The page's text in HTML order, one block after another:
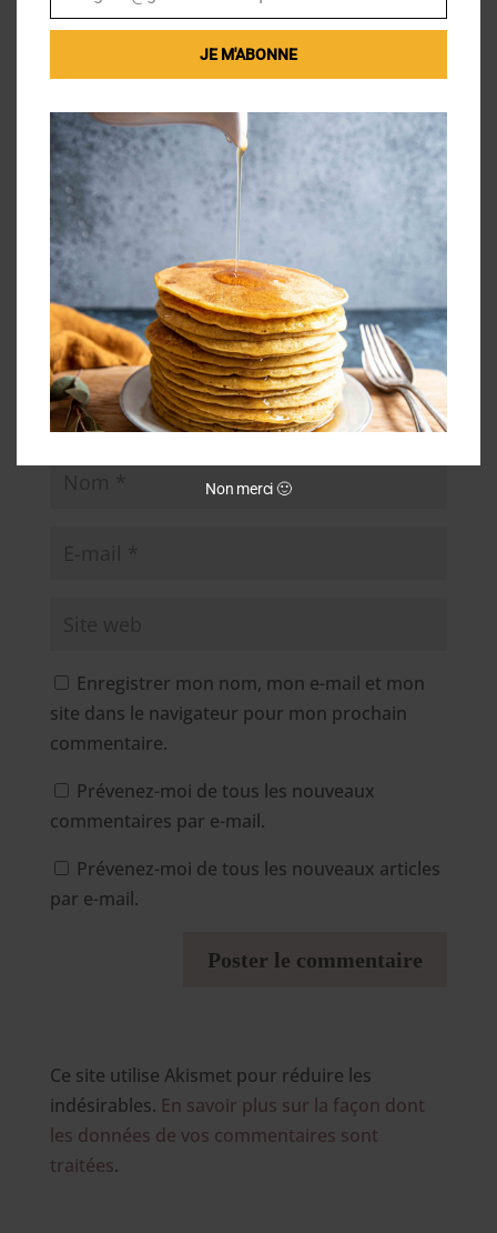
Poster le commentaire
Votre adresse e-mail ne sera pas publiée.
Les
champs obligatoires sont indiqués avec
Enregistrer mon nom, mon e-mail et mon
site dans le navigateur pour mon prochain
commentaire.
Prévenez-moi de tous les nouveaux
commentaires par e-mail.
Prévenez-moi de tous les nouveaux articles
par e-mail.
Ce site utilise Akismet pour réduire les
indésirables. En savoir plus sur la façon dont
les données de vos commentaires sont
traitées.
JE M'ABONNE
Non merci 🙂